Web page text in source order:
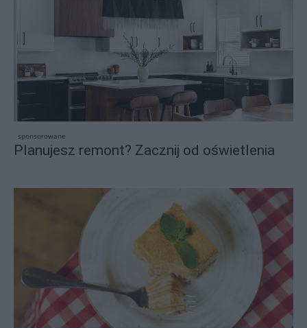
sponsorowane
Planujesz remont? Zacznij od oświetlenia